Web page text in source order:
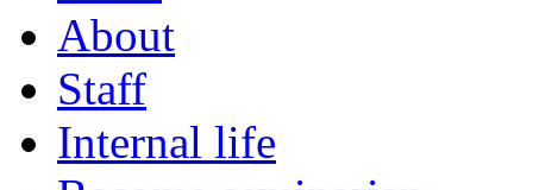
About
Staff
Internal life